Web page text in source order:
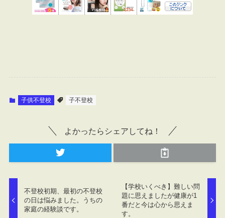
子供不登校 子不登校
よかったらシェアしてね！
不登校初期、最初の不登校
の日は悩みました。うちの
家庭の経験談です。
【学校いくべき】難しい問
題に思えましたが健康が1
番だと今は心から思えま
す。